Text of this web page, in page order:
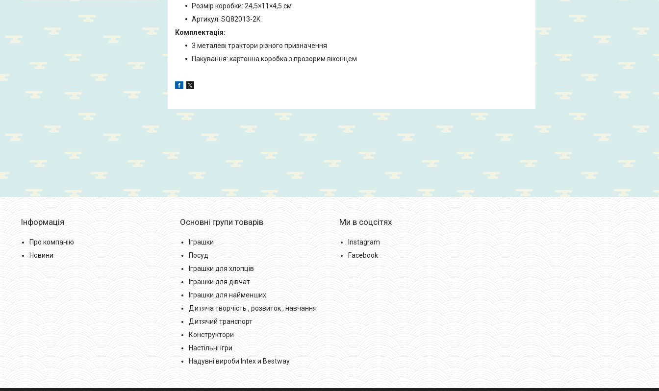
Розмір коробки: 24,5×11×4,5 см
Артикул: SQ82013-2K
Комплектація:
3 металеві трактори різного призначення
Пакування: картонна коробка з прозорим віконцем
Інформація
Про компанію
Новини
Основні групи товарів
Іграшки
Посуд
Іграшки для хлопців
Іграшки для дівчат
Іграшки для найменших
Дитяча творчість , розвиток , навчання
Дитячий транспорт
Конструктори
Настільні ігри
Надувні вироби Intex и Bestway
Ми в соцсітях
Instagram
Facebook